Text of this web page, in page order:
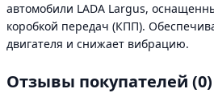
автомобили LADA Largus,
коробкой передач (КПП).
двигателя и снижает вибрацию.
Отзывы покупателей (0)